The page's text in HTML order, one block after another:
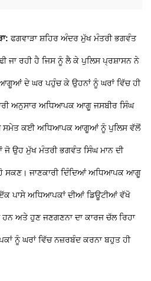
ਫਗਵਾੜਾ ਸ਼ਹਿਰ ਅੰਦਰ ਮੁੱਖ ਮੰਤਰੀ ਭਗਵੰਤ
ਜਾ ਰਹੀ ਹੈ ਜਿਸ ਨੂੰ ਲੈ ਕੇ ਪੁਲਿਸ ਪ੍ਰਸ਼ਾਸਨ ਨੇ
ਦੇ ਘਰ ਪਹੁੰਚ ਕੇ ਉਹਨਾਂ ਨੂੰ ਘਰਾਂ ਵਿੱਚ ਹੀ
ਅਨੁਸਾਰ ਅਧਿਆਪਕ ਆਗੂ ਜਸਬੀਰ ਸਿੰਘ
ਸਮੇਤ ਕਈ ਅਧਿਆਪਕ ਆਗੂਆਂ ਨੂੰ ਪੁਲਿਸ ਵੱਲੋਂ
ਜੋ ਉਹ ਮੁੱਖ ਮੰਤਰੀ ਭਗਵੰਤ ਸਿੰਘ ਮਾਨ ਦੀ
ਹੋ ਸਕਣ। ਜਾਣਕਾਰੀ ਦਿੰਦਿਆਂ ਅਧਿਆਪਕ ਆਗੂ
ਪਾਸੇ ਅਧਿਆਪਕਾਂ ਦੀਆਂ ਡਿਊਟੀਆਂ ਵੱਖੋ
ਅਤੇ ਹੁਣ ਜਣਗਣਨਾ ਦਾ ਕਾਰਜ ਚੱਲ ਰਿਹਾ
ਨੂੰ ਘਰਾਂ ਵਿੱਚ ਨਜ਼ਰਬੰਦ ਕਰਨਾ ਬਹੁਤ ਹੀ